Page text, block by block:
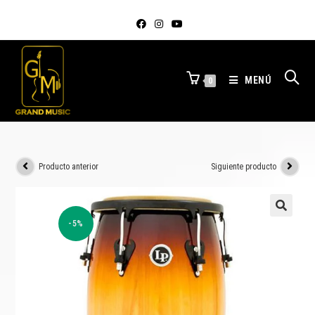
0 MENÚ
-5%
Producto anterior Siguiente producto